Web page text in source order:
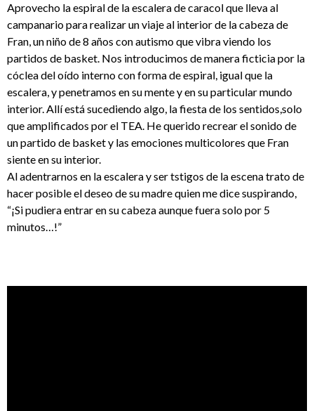
Aprovecho la espiral de la escalera de caracol que lleva al
campanario para realizar un viaje al interior de la cabeza de
Fran, un niño de 8 años con autismo que vibra viendo los
partidos de basket. Nos introducimos de manera ficticia por la
cóclea del oído interno con forma de espiral, igual que la
escalera, y penetramos en su mente y en su particular mundo
interior. Allí está sucediendo algo, la fiesta de los sentidos,solo
que amplificados por el TEA. He querido recrear el sonido de
un partido de basket y las emociones multicolores que Fran
siente en su interior.
Al adentrarnos en la escalera y ser tstigos de la escena trato de
hacer posible el deseo de su madre quien me dice suspirando,
“¡Si pudiera entrar en su cabeza aunque fuera solo por 5
minutos…!”